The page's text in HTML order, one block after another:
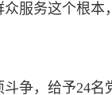
服务这个根本
争，给予24